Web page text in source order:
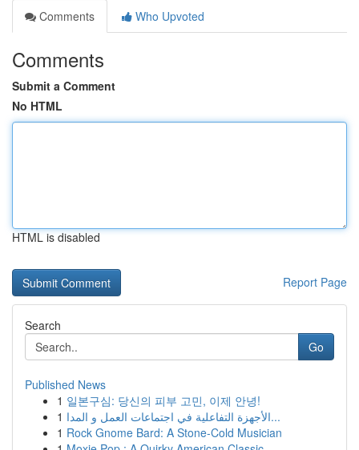
Comments
Who Upvoted
Comments
Submit a Comment
No HTML
HTML is disabled
Report Page
Search
Go
Published News
1 일본구심: 당신의 피부 고민, 이제 안녕!
1
الأجهزة التفاعلية في اجتماعات العمل و المدا...
1 Rock Gnome Bard: A Stone-Cold Musician